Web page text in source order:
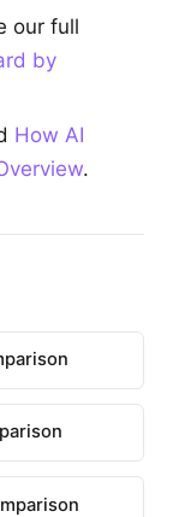
our full
by
How AI
.